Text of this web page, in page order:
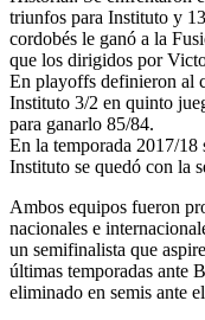
triunfos para Instituto y
cordobés le ganó a la
que los dirigidos por
En playoffs definieron al
Instituto 3/2 en quinto
para ganarlo 85/84.
En la temporada 2017/18
Instituto se quedó con la
Ambos equipos fueron
nacionales e
un semifinalista que
últimas temporadas ante
eliminado en semis ante